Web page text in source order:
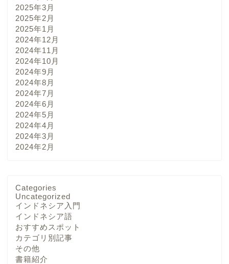
2025年3月
2025年2月
2025年1月
2024年12月
2024年11月
2024年10月
2024年9月
2024年8月
2024年7月
2024年6月
2024年5月
2024年4月
2024年3月
2024年2月
Categories
Uncategorized
インドネシア入門
インドネシア語
おすすめスポット
カテゴリ別記事
その他
書籍紹介